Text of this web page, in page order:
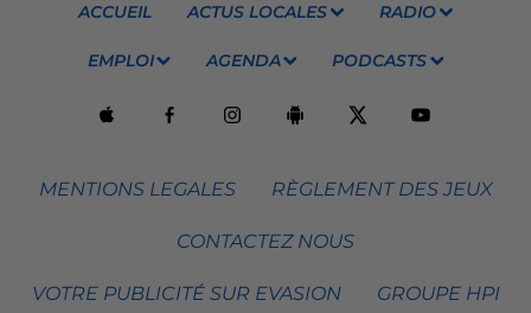
ACCUEIL ACTUS LOCALES RADIO
EMPLOI AGENDA PODCASTS
MENTIONS LEGALES RÈGLEMENT DES JEUX
CONTACTEZ NOUS
VOTRE PUBLICITÉ SUR EVASION GROUPE HPI